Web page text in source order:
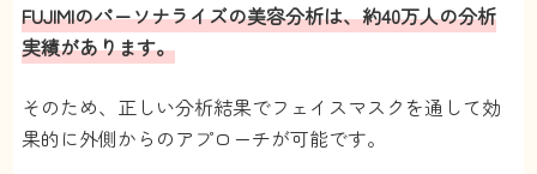
FUJIMIのパーソナライズの美容分析は、約40万人の分析
実績があります。
そのため、正しい分析結果でフェイスマスクを通して効
果的に外側からのアプローチが可能です。